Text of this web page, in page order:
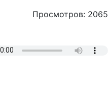
Просмотров: 2065